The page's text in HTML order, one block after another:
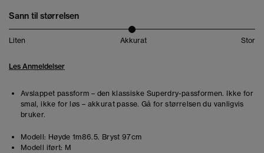
Sann til størrelsen
Liten Akkurat Stor
Les Anmeldelser
Avslappet passform – den klassiske Superdry-passformen. Ikke for
smal, ikke for løs – akkurat passe. Gå for størrelsen du vanligvis
bruker.
Modell: Høyde 1m86.5. Bryst 97cm
Modell iført: M